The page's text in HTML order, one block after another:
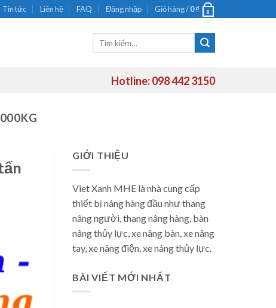
Tin tức Liên hệ FAQ Đăng nhập Giỏ hàng /0₫ 0
Hotline: 098 442 3150
GIỚI THIỆU
Viet Xanh MHE là nhà cung cấp
thiết bị nâng hàng đầu như thang
nâng người, thang nâng hàng, bàn
nâng thủy lực, xe nâng bàn, xe nâng
tay, xe nâng điện, xe nâng thủy lực.
BÀI VIẾT MỚI NHẤT